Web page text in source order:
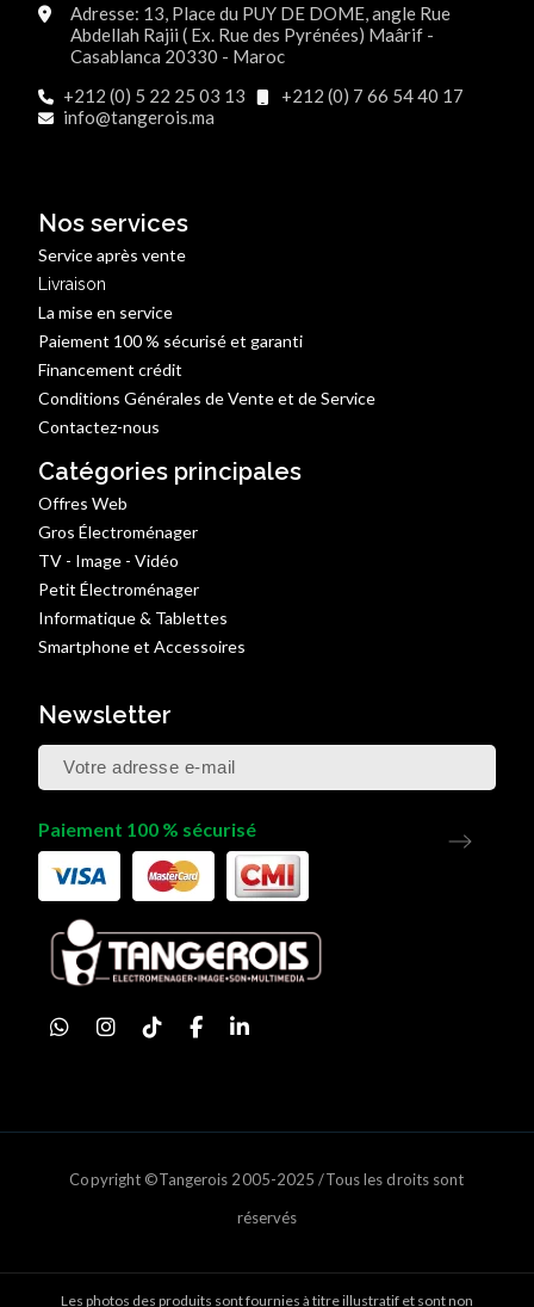
Adresse: 13, Place du PUY DE DOME, angle Rue
Abdellah Rajii ( Ex. Rue des Pyrénées) Maârif -
Casablanca 20330 - Maroc
+212 (0) 5 22 25 03 13
+212 (0) 7 66 54 40 17
info@tangerois.ma
Nos services
Service après vente
Livraison
La mise en service
Paiement 100 % sécurisé et garanti
Financement crédit
Conditions Générales de Vente et de Service
Contactez-nous
Catégories principales
Offres Web
Gros Électroménager
TV - Image - Vidéo
Petit Électroménager
Informatique & Tablettes
Smartphone et Accessoires
Newsletter
Paiement 100 % sécurisé
Copyright ©Tangerois 2005-2025 /Tous les droits sont
réservés
Les photos des produits sont fournies à titre illustratif et sont non